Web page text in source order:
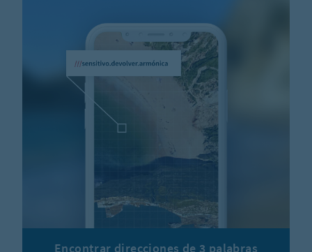
Encontrar direcciones de 3 palabras